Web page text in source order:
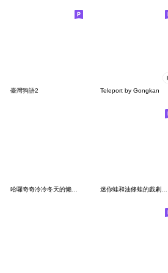
臺灣狗語2 Teleport by Gongkan